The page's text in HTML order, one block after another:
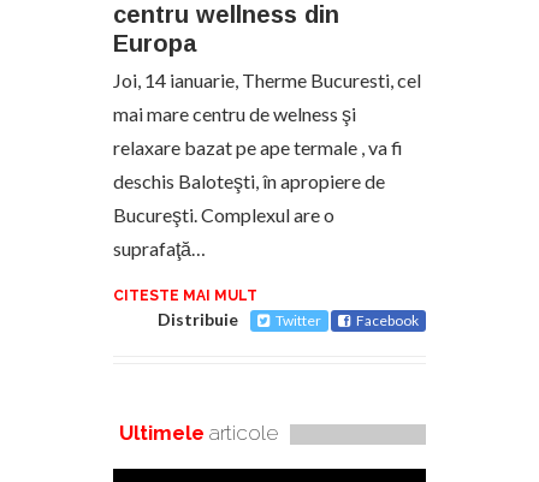
centru wellness din
Europa
Joi, 14 ianuarie, Therme Bucuresti, cel
mai mare centru de welness şi
relaxare bazat pe ape termale , va fi
deschis Baloteşti, în apropiere de
Bucureşti. Complexul are o
suprafaţă…
CITESTE MAI MULT
Distribuie Twitter Facebook
Ultimele articole